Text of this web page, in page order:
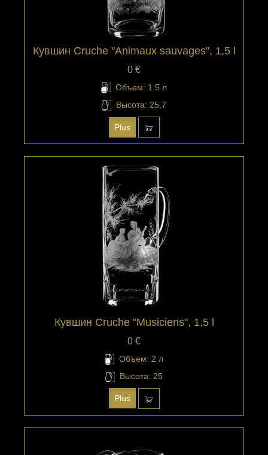
Кувшин Cruche "Animaux sauvages", 1,5 l
0 €
Объем: 1.5 л
Высота: 25,7
Plus
Кувшин Cruche "Musiciens", 1,5 l
0 €
Объем: 2 л
Высота: 25
Plus